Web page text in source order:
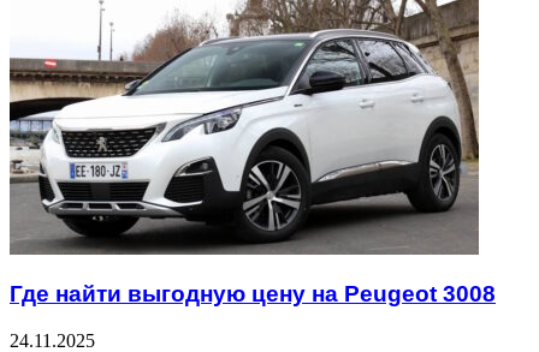
Где найти выгодную цену на Peugeot 3008
24.11.2025